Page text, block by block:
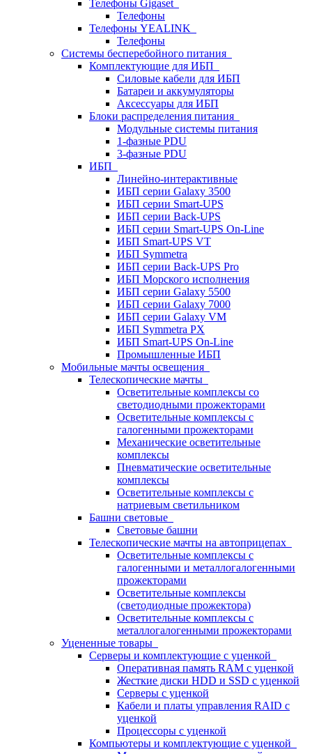
Телефоны Gigaset
Телефоны
Телефоны YEALINK
Телефоны
Системы бесперебойного питания
Комплектующие для ИБП
Силовые кабели для ИБП
Батареи и аккумуляторы
Аксессуары для ИБП
Блоки распределения питания
Модульные системы питания
1-фазные PDU
3-фазные PDU
ИБП
Линейно-интерактивные
ИБП серии Galaxy 3500
ИБП серии Smart-UPS
ИБП серии Back-UPS
ИБП серии Smart-UPS On-Line
ИБП Smart-UPS VT
ИБП Symmetra
ИБП серии Back-UPS Pro
ИБП Морского исполнения
ИБП серии Galaxy 5500
ИБП серии Galaxy 7000
ИБП серии Galaxy VM
ИБП Symmetra PX
ИБП Smart-UPS On-Line
Промышленные ИБП
Мобильные мачты освещения
Телескопические мачты
Осветительные комплексы со
светодиодными прожекторами
Осветительные комплексы с
галогенными прожекторами
Механические осветительные
комплексы
Пневматические осветительные
комплексы
Осветительные комплексы с
натриевым светильником
Башни световые
Световые башни
Телескопические мачты на автоприцепах
Осветительные комплексы с
галогенными и металлогалогенными
прожекторами
Осветительные комплексы
(светодиодные прожектора)
Осветительные комплексы с
металлогалогенными прожекторами
Уцененные товары
Серверы и комплектующие с уценкой
Оперативная память RAM с уценкой
Жесткие диски HDD и SSD с уценкой
Серверы с уценкой
Кабели и платы управления RAID с
уценкой
Процессоры с уценкой
Компьютеры и комплектующие с уценкой